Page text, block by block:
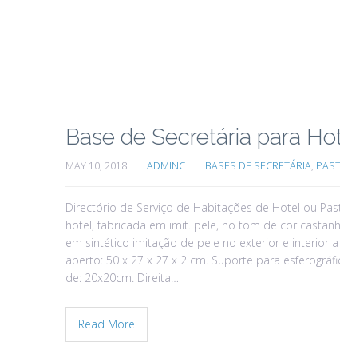
Base de Secretária para
MAY 10, 2018 ADMINC BASES DE SECRETÁRIA,
Directório de Serviço de Habitações de Hotel ou
hotel, fabricada em imit. pele, no tom de cor
em sintético imitação de pele no exterior e interior
aberto: 50 x 27 x 27 x 2 cm. Suporte para
de: 20x20cm. Direita…
Read More